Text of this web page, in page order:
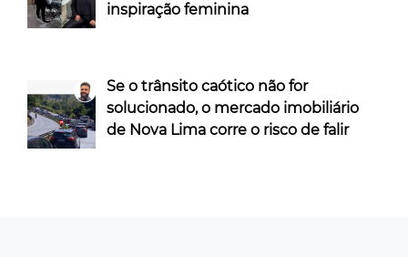
inspiração feminina
Se o trânsito caótico não for
solucionado, o mercado imobiliário
de Nova Lima corre o risco de falir